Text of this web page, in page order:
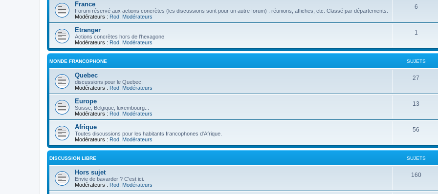
France
Forum réservé aux actions concrètes (les discussions sont pour un autre forum) : réunions, affiches, etc. Classé par départements.
Modérateurs : Rod Modérateurs
6
Etranger
Actions concrètes hors de l'hexagone
Modérateurs : Rod Modérateurs
1
MONDE FRANCOPHONE SUJETS
Quebec
discussions pour le Quebec.
Modérateurs : Rod Modérateurs
27
Europe
Suisse, Belgique, luxembourg...
Modérateurs : Rod Modérateurs
13
Afrique
Toutes discussions pour les habitants francophones d'Afrique.
Modérateurs : Rod Modérateurs
56
DISCUSSION LIBRE SUJETS
Hors sujet
Envie de bavarder ? C'est ici.
Modérateurs : Rod Modérateurs
160